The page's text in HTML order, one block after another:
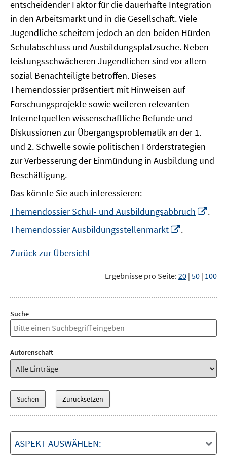
entscheidender Faktor für die dauerhafte Integration
in den Arbeitsmarkt und in die Gesellschaft. Viele
Jugendliche scheitern jedoch an den beiden Hürden
Schulabschluss und Ausbildungsplatzsuche. Neben
leistungsschwächeren Jugendlichen sind vor allem
sozial Benachteiligte betroffen. Dieses
Themendossier präsentiert mit Hinweisen auf
Forschungsprojekte sowie weiteren relevanten
Internetquellen wissenschaftliche Befunde und
Diskussionen zur Übergangsproblematik an der 1.
und 2. Schwelle sowie politischen Förderstrategien
zur Verbesserung der Einmündung in Ausbildung und
Beschäftigung.
Das könnte Sie auch interessieren:
Themendossier Schul- und Ausbildungsabbruch
.
Themendossier Ausbildungsstellenmarkt
.
Zurück zur Übersicht
Ergebnisse pro Seite: 20 | 50 | 100
Suche
Autorenschaft
ASPEKT AUSWÄHLEN: